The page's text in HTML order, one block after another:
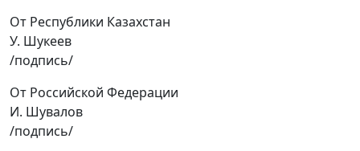
От Республики Казахстан
У. Шукеев
/подпись/
От Российской Федерации
И. Шувалов
/подпись/